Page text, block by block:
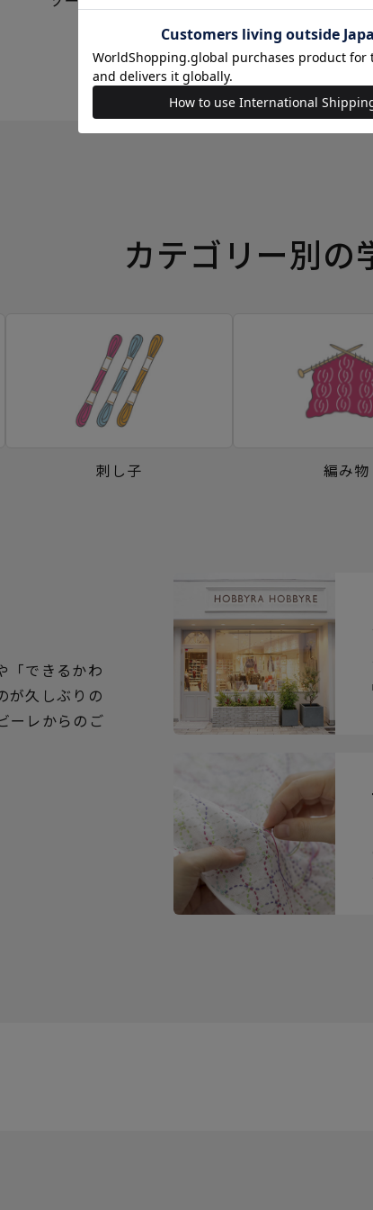
カテゴリー別の
刺し子 編み物
「できるかわ
が久しぶりの
ーレからのご